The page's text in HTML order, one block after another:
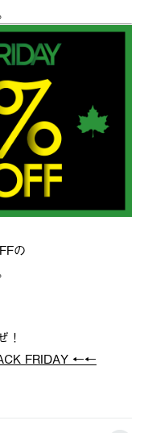
の
！
FRIDAY ←←